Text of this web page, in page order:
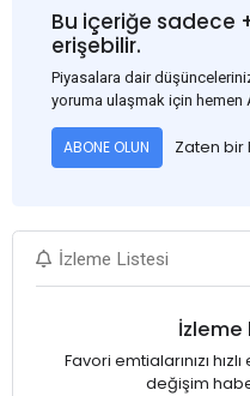
and rural construction
to the market despite
rainfall.
Bu içeriğe sadece
erişebilir.
Piyasalara dair
yoruma ulaşmak için hemen
ABONE OLUN Zaten bir
İzleme Listesi
İzleme
Favori emtialarınızı
değişim